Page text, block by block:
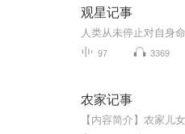
观星记事
97 3369
农家记事